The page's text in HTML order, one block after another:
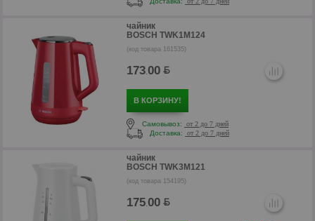
р
чайник
BOSCH TWK1M124
(код товара 161535)
173.00
В КОРЗИНУ!
Самовывоз:
от 2 до 7 дней
Доставка:
от 2 до 7 дней
чайник
BOSCH TWK3M121
(код товара 154195)
175.00